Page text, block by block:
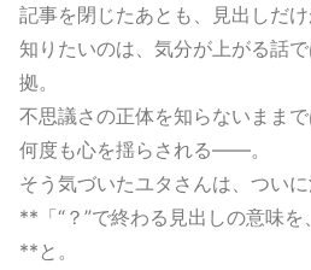
記事を閉じたあとも、見出しだけ
知りたいのは、気分が上がる話
拠。
不思議さの正体を知らないまま
何度も心を揺らされる――。
そう気づいたユタさんは、ついに
**「“？”で終わる見出しの意味を
**と。